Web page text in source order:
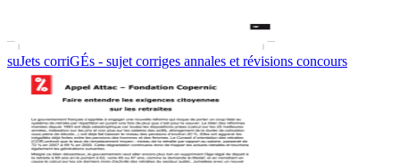
suJets corriGÉs - sujet corriges annales et révisions concours